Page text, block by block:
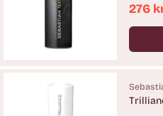
276
Antal